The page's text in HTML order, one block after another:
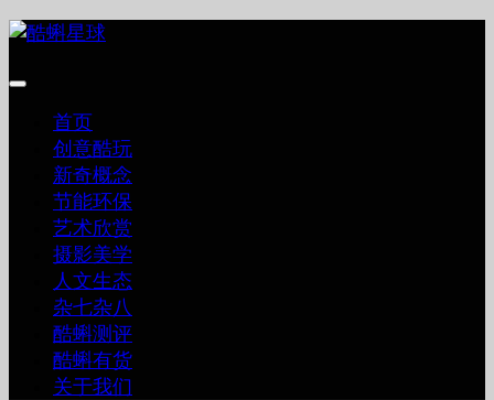
跳
内
首页
创意酷玩
新奇概念
节能环保
艺术欣赏
摄影美学
人文生态
杂七杂八
酷蝌测评
酷蝌有货
关于我们